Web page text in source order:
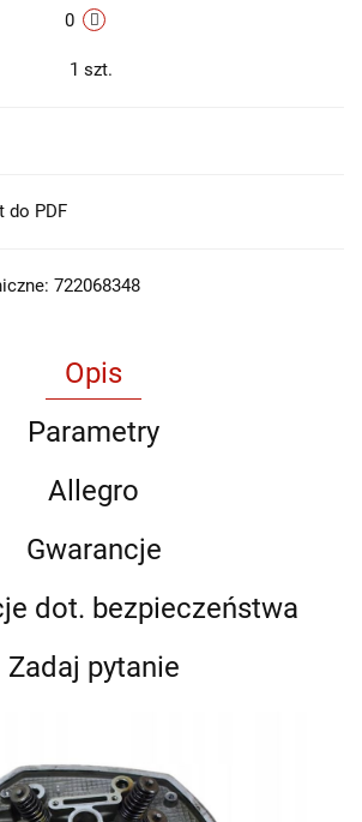
0
1 szt.
do PDF
722068348
Opis
Parametry
Allegro
Gwarancje
dot. bezpieczeństwa
Zadaj pytanie